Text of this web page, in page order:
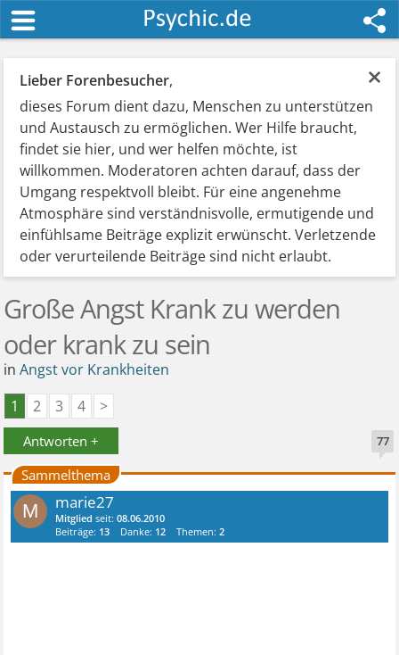
×
Lieber Forenbesucher,
dieses Forum dient dazu, Menschen zu unterstützen
und Austausch zu ermöglichen. Wer Hilfe braucht,
findet sie hier, und wer helfen möchte, ist
willkommen. Moderatoren achten darauf, dass der
Umgang respektvoll bleibt. Für eine angenehme
Atmosphäre sind verständnisvolle, ermutigende und
einfühlsame Beiträge explizit erwünscht. Verletzende
oder verurteilende Beiträge sind nicht erlaubt.
Große Angst Krank zu werden
oder krank zu sein
inAngst vor Krankheiten
1
2 3 4 >
Antworten + 77
Sammelthema
M marie27
Mitglied seit:08.06.2010
Beiträge: 13 Danke: 12 Themen:2